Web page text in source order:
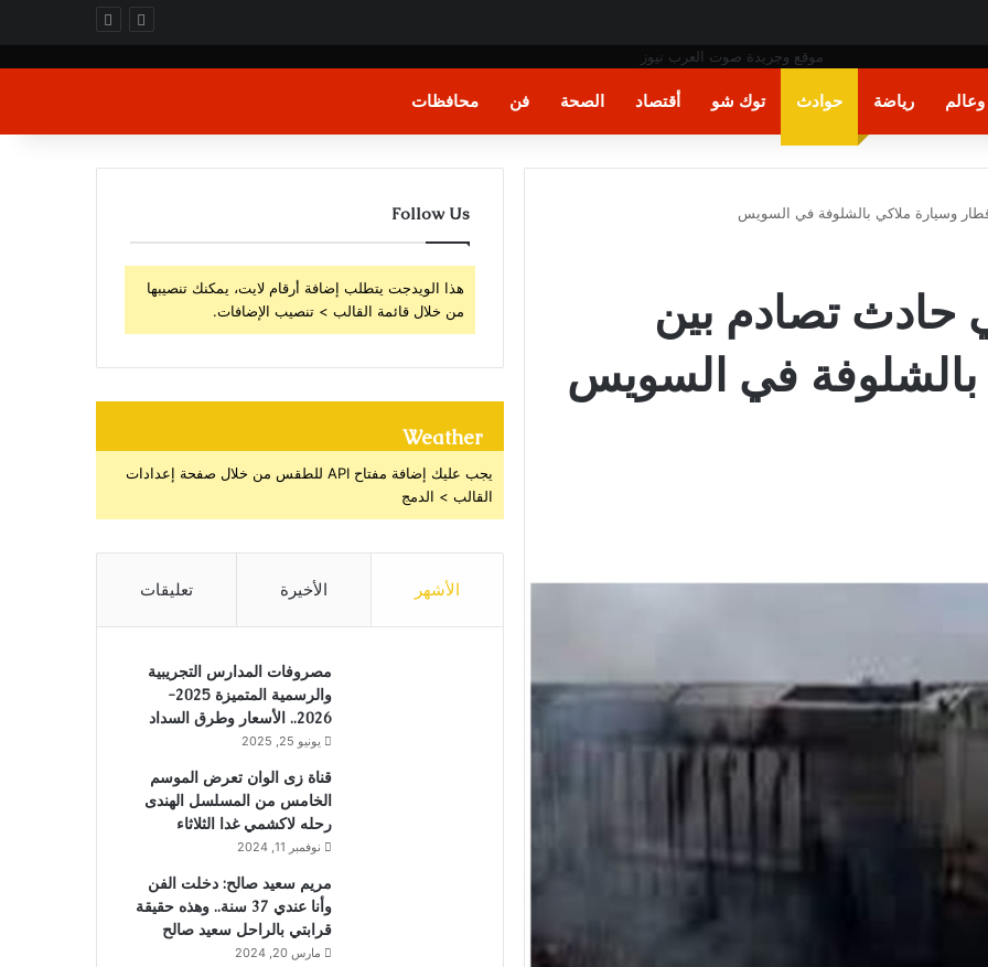
رياضة حوادث توك شو أقتصاد الصحة فن محافظات
في حادث تصادم بين
بالشلوفة في السويس
Follow Us
هذا الويدجت يتطلب إضافة أرقام لايت، يمكنك تنصيبها
من خلال قائمة القالب > تنصيب الإضافات.
Weather
يجب عليك إضافة مفتاح API للطقس من خلال صفحة إعدادات
القالب > الدمج
الأشهر الأخيرة تعليقات
مصروفات المدارس التجريبية
والرسمية المتميزة 2025-
2026.. الأسعار وطرق السداد
يونيو 25, 2025
قناة زى الوان تعرض الموسم
الخامس من المسلسل الهندى
رحله لاكشمي غدا الثلاثاء
نوفمبر 11, 2024
مريم سعيد صالح: دخلت الفن
وأنا عندي 37 سنة.. وهذه حقيقة
قرابتي بالراحل سعيد صالح
مارس 20, 2024